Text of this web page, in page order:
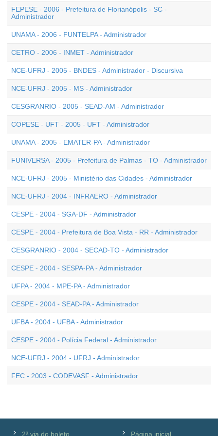
FEPESE - 2006 - Prefeitura de Florianópolis - SC -
Administrador
UNAMA - 2006 - FUNTELPA - Administrador
CETRO - 2006 - INMET - Administrador
NCE-UFRJ - 2005 - BNDES - Administrador - Discursiva
NCE-UFRJ - 2005 - MS - Administrador
CESGRANRIO - 2005 - SEAD-AM - Administrador
COPESE - UFT - 2005 - UFT - Administrador
UNAMA - 2005 - EMATER-PA - Administrador
FUNIVERSA - 2005 - Prefeitura de Palmas - TO - Administrador
NCE-UFRJ - 2005 - Ministério das Cidades - Administrador
NCE-UFRJ - 2004 - INFRAERO - Administrador
CESPE - 2004 - SGA-DF - Administrador
CESPE - 2004 - Prefeitura de Boa Vista - RR - Administrador
CESGRANRIO - 2004 - SECAD-TO - Administrador
CESPE - 2004 - SESPA-PA - Administrador
UFPA - 2004 - MPE-PA - Administrador
CESPE - 2004 - SEAD-PA - Administrador
UFBA - 2004 - UFBA - Administrador
CESPE - 2004 - Polícia Federal - Administrador
NCE-UFRJ - 2004 - UFRJ - Administrador
FEC - 2003 - CODEVASF - Administrador
2ª via do boleto Página inicial